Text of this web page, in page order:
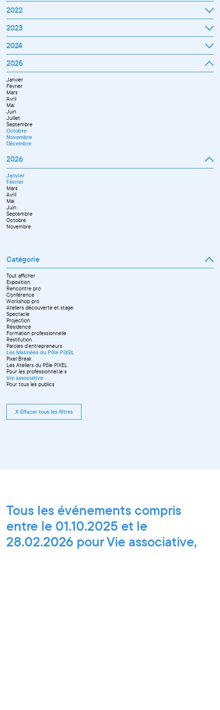
Septembre
Octobre
Novembre
Décembre
2022
Janvier
Février
Mars
Avril
Juillet
Septembre
Octobre
Novembre
Décembre
2023
Janvier
Février
Mars
Avril
Septembre
Octobre
Novembre
Décembre
2024
Janvier
Février
Mars
Avril
Mai
Juin
Juillet
Septembre
Novembre
Décembre
2025
Janvier
Février
Mars
Avril
Mai
Juin
Juillet
Septembre
Octobre
Novembre
Décembre
2026
Janvier
Février
Mars
Avril
Mai
Juin
Septembre
Octobre
Novembre
Catégorie
Tout afficher
Exposition
Rencontre pro
Conférence
Workshop pro
Ateliers découverte et stage
Spectacle
Projection
Résidence
Formation professionnelle
Restitution
Paroles d'entrepreneurs
Les Matinées du Pôle PIXEL
Pixel Break
Les Ateliers du Pôle PIXEL
Pour les professionnel·le·s
Vie associative
Pour tous les publics
X Effacer tous les filtres
Tous les événements compris
entre le 01.10.2025 et le
28.02.2026 pour Vie associative,